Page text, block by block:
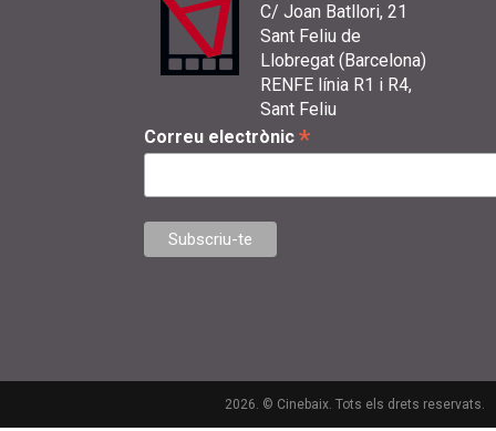
C/ Joan Batllori, 21
Sant Feliu de
Llobregat (Barcelona)
RENFE línia R1 i R4,
Sant Feliu
Correu electrònic *
2026. © Cinebaix. Tots els drets reservats.